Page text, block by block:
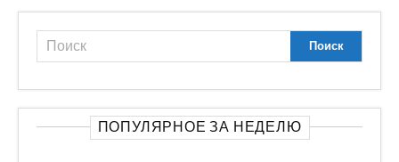
ПОПУЛЯРНОЕ ЗА НЕДЕЛЮ